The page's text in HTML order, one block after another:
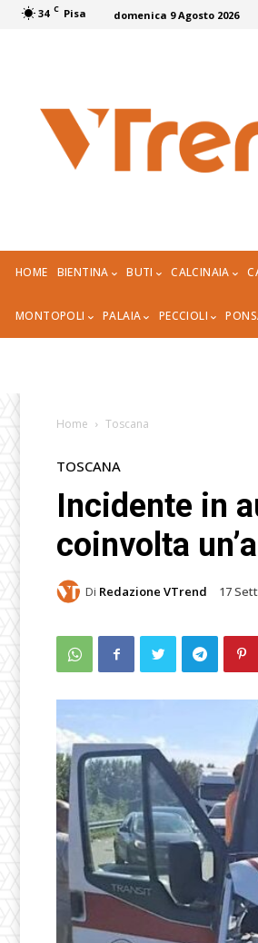
34 C Pisa domenica 9 Agosto 2026
HOME BIENTINA BUTI CALCINAIA
MONTOPOLI PALAIA PECCIOLI
Home Toscana
TOSCANA
Incidente in
coinvolta
Di Redazione VTrend 17